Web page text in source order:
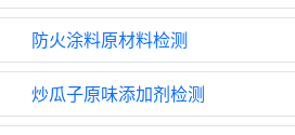
防火涂料原材料检测
炒瓜子原味添加剂检测